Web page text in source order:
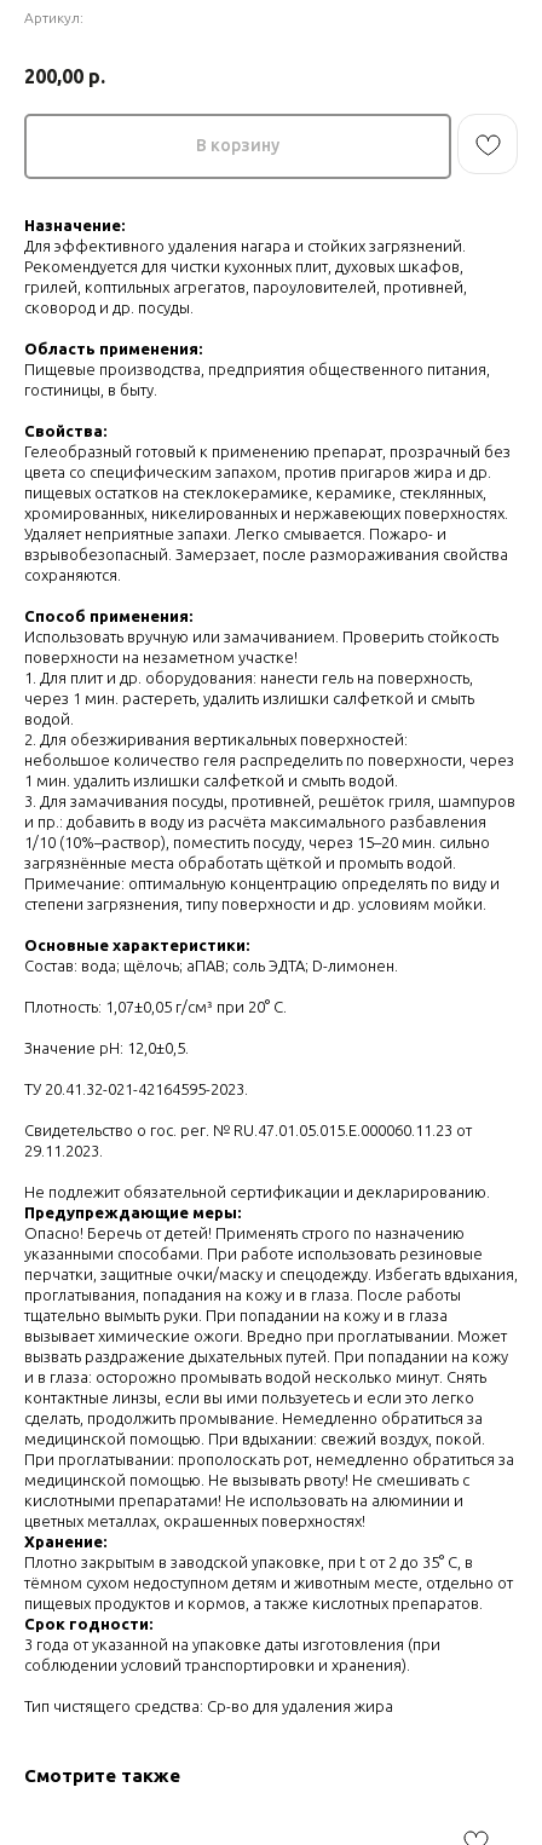
Артикул:
200,00 р.
В корзину
Назначение:
Для эффективного удаления нагара и стойких загрязнений.
Рекомендуется для чистки кухонных плит, духовых шкафов,
грилей, коптильных агрегатов, пароуловителей, противней,
сковород и др. посуды.
Область применения:
Пищевые производства, предприятия общественного питания,
гостиницы, в быту.
Свойства:
Гелеобразный готовый к применению препарат, прозрачный без
цвета со специфическим запахом, против пригаров жира и др.
пищевых остатков на стеклокерамике, керамике, стеклянных,
хромированных, никелированных и нержавеющих поверхностях.
Удаляет неприятные запахи. Легко смывается. Пожаро- и
взрывобезопасный. Замерзает, после размораживания свойства
сохраняются.
Способ применения:
Использовать вручную или замачиванием. Проверить стойкость
поверхности на незаметном участке!
1. Для плит и др. оборудования: нанести гель на поверхность,
через 1 мин. растереть, удалить излишки салфеткой и смыть
водой.
2. Для обезжиривания вертикальных поверхностей:
небольшое количество геля распределить по поверхности, через
1 мин. удалить излишки салфеткой и смыть водой.
3. Для замачивания посуды, противней, решёток гриля, шампуров
и пр.: добавить в воду из расчёта максимального разбавления
1/10 (10%–раствор), поместить посуду, через 15–20 мин. сильно
загрязнённые места обработать щёткой и промыть водой.
Примечание: оптимальную концентрацию определять по виду и
степени загрязнения, типу поверхности и др. условиям мойки.
Основные характеристики:
Состав: вода; щёлочь; аПАВ; соль ЭДТА; D-лимонен.
Плотность: 1,07±0,05 г/см³ при 20° С.
Значение pH: 12,0±0,5.
ТУ 20.41.32-021-42164595-2023.
Свидетельство о гос. рег. № RU.47.01.05.015.Е.000060.11.23 от
29.11.2023.
Не подлежит обязательной сертификации и декларированию.
Предупреждающие меры:
Опасно! Беречь от детей! Применять строго по назначению
указанными способами. При работе использовать резиновые
перчатки, защитные очки/маску и спецодежду. Избегать вдыхания,
проглатывания, попадания на кожу и в глаза. После работы
тщательно вымыть руки. При попадании на кожу и в глаза
вызывает химические ожоги. Вредно при проглатывании. Может
вызвать раздражение дыхательных путей. При попадании на кожу
и в глаза: осторожно промывать водой несколько минут. Снять
контактные линзы, если вы ими пользуетесь и если это легко
сделать, продолжить промывание. Немедленно обратиться за
медицинской помощью. При вдыхании: свежий воздух, покой.
При проглатывании: прополоскать рот, немедленно обратиться за
медицинской помощью. Не вызывать рвоту! Не смешивать с
кислотными препаратами! Не использовать на алюминии и
цветных металлах, окрашенных поверхностях!
Хранение:
Плотно закрытым в заводской упаковке, при t от 2 до 35° С, в
тёмном сухом недоступном детям и животным месте, отдельно от
пищевых продуктов и кормов, а также кислотных препаратов.
Срок годности:
3 года от указанной на упаковке даты изготовления (при
соблюдении условий транспортировки и хранения).
Тип чистящего средства: Ср-во для удаления жира
Смотрите также